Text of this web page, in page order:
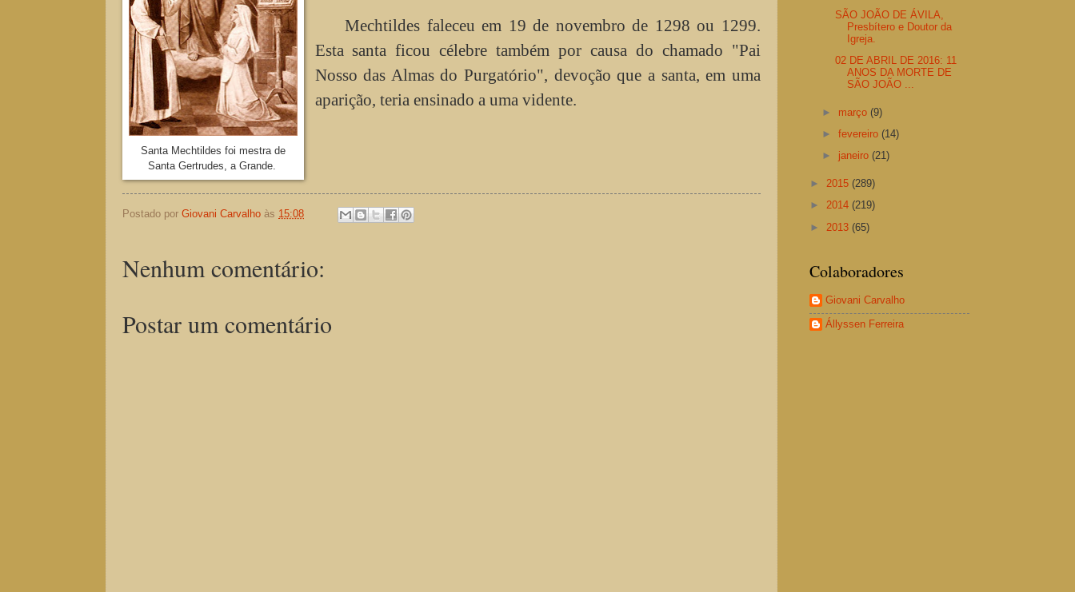
Santa Mechtildes foi mestra de
Santa Gertrudes, a Grande.
Mechtildes faleceu em 19 de novembro de 1298 ou 1299.
Esta santa ficou célebre também por causa do chamado "Pai
Nosso das Almas do Purgatório", devoção que a santa, em uma
aparição, teria ensinado a uma vidente.
Postado por Giovani Carvalho às 15:08
Nenhum comentário:
Postar um comentário
SÃO JOÃO DE ÁVILA,
Presbítero e Doutor da
Igreja.
02 DE ABRIL DE 2016: 11
ANOS DA MORTE DE
SÃO JOÃO ...
► março(9)
►fevereiro(14)
► janeiro(21)
► 2015 (289)
► 2014 (219)
► 2013 (65)
Colaboradores
Giovani Carvalho
Állyssen Ferreira